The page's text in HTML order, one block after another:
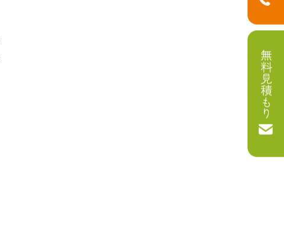
無料見積もり